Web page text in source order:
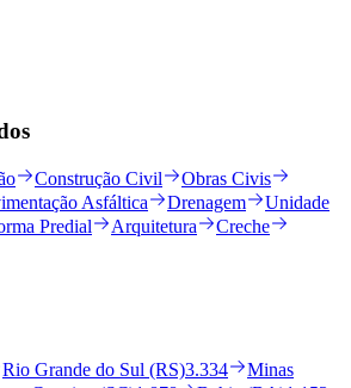
Construção Civil
Obras Civis
Asfáltica Drenagem
Unidade
Predial Arquitetura
Creche
Rio Grande do Sul (RS)3.334
Minas